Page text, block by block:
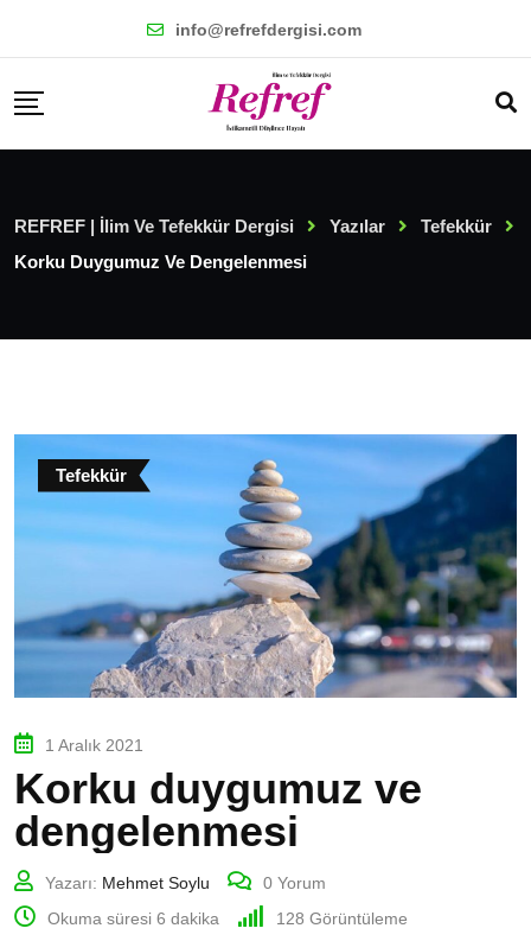
content
info@refrefdergisi.com
REFREF | İlim Ve Tefekkür Dergisi Yazılar
Tefekkür
Korku Duygumuz Ve Dengelenmesi
Tefekkür
1 Aralık 2021
Korku duygumuz ve
dengelenmesi
Yazarı: Mehmet Soylu 0 Yorum
Okuma süresi 6 dakika
128 Görüntüleme